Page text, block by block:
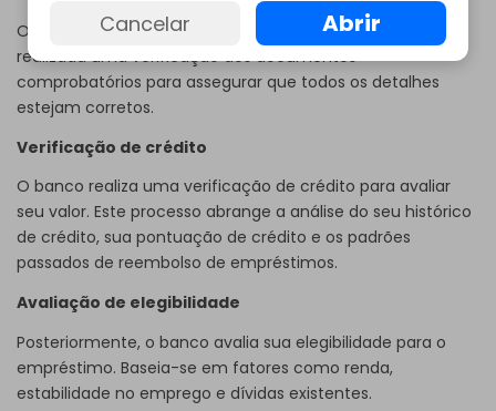
O banco analisa o pedido de empréstimo. Após isso, é
realizada uma verificação dos documentos
comprobatórios para assegurar que todos os detalhes
estejam corretos.
Verificação de crédito
O banco realiza uma verificação de crédito para avaliar
seu valor. Este processo abrange a análise do seu histórico
de crédito, sua pontuação de crédito e os padrões
passados de reembolso de empréstimos.
Avaliação de elegibilidade
Posteriormente, o banco avalia sua elegibilidade para o
empréstimo. Baseia-se em fatores como renda,
estabilidade no emprego e dívidas existentes.
Cancelar Abrir